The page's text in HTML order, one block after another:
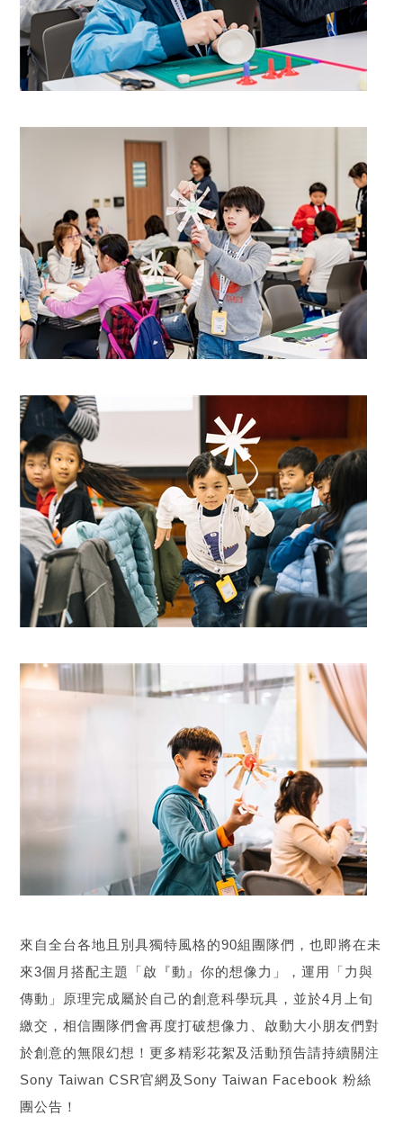
來自全台各地且別具獨特風格的90組團隊們，也即將在未
來3個月搭配主題「啟『動』你的想像力」，運用「力與
傳動」原理完成屬於自己的創意科學玩具，並於4月上旬
繳交，相信團隊們會再度打破想像力、啟動大小朋友們對
於創意的無限幻想！更多精彩花絮及活動預告請持續關注
Sony Taiwan CSR官網及Sony Taiwan Facebook 粉絲
團公告！